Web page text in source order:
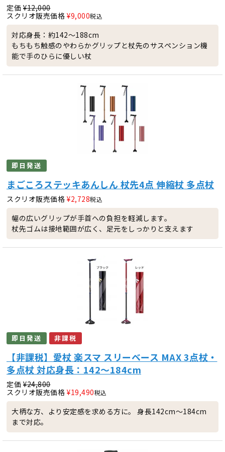
定価 ¥12,000
スクリオ販売価格 ¥9,000税込
対応身長：約142～188cm
もちもち触感のやわらかグリップと杖先のサスペンション機
能で手のひらに優しい杖
即日発送
まごころステッキあんしん 杖先4点 伸縮杖 多点杖
スクリオ販売価格 ¥2,728税込
幅の広いグリップが手首への負担を軽減します。
杖先ゴムは接地範囲が広く、足元をしっかりと支えます
即日発送 非課税
【非課税】愛杖 楽スマ スリーベース MAX 3点杖・
多点杖 対応身長：142～184cm
定価 ¥24,800
スクリオ販売価格 ¥19,490税込
大柄な方、より安定感を求める方に。 身長142cm～184cm
まで対応。